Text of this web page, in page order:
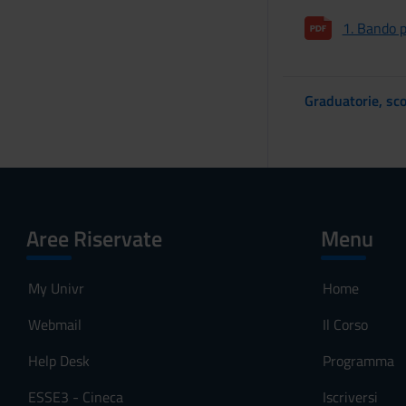
1. Bando
Graduatorie,
Aree Riservate
My Univr
Webmail
Help Desk
ESSE3 - Cineca
Menu
Home
Il Corso
Programma
Iscriversi